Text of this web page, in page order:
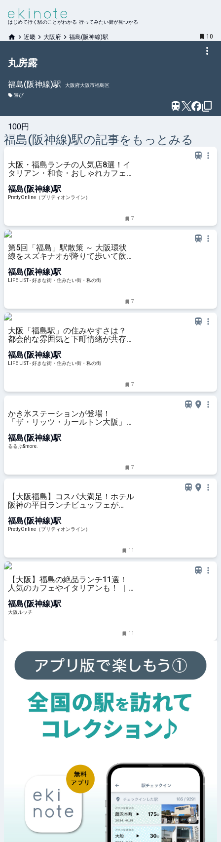
はじめて行く駅のことがわかる 行ってみたい街が見つかる
近畿 大阪府 福島(阪神線)駅 10
丸房露
福島(阪神線)駅
大阪府大阪市福島区
遊び
100円
福島(阪神線)駅の記事をもっとみる
大阪・福島ランチの人気店8選！イ
タリアン・和食・おしゃれカフェま
福島(阪神線)駅
PrettyOnline（プリティオンライン）
7
第5回「福島」駅散策 ～ 大阪環状
線をスズキナオが降りて歩いて飲ん
たい街・私の街
福島(阪神線)駅
LIFE LIST - 好きな街・住みたい街・私の街
7
大阪「福島駅」の住みやすさは？
都会的な雰囲気と下町情緒が共存す
住みたい街・私の街
福島(阪神線)駅
LIFE LIST - 好きな街・住みたい街・私の街
7
かき氷ステーションが登場！
「ザ・リッツ・カールトン大阪」の
ェへ【ご褒美の新定番】｜るるぶ
&more.
福島(阪神線)駅
るるぶ&more.
7
【大阪福島】コスパ大満足！ホテル
阪神の平日ランチビュッフェが
福島(阪神線)駅
PrettyOnline（プリティオンライン）
11
【大阪】福島の絶品ランチ11選！
人気のカフェやイタリアンも！ ｜
福島(阪神線)駅
大阪ルッチ
11